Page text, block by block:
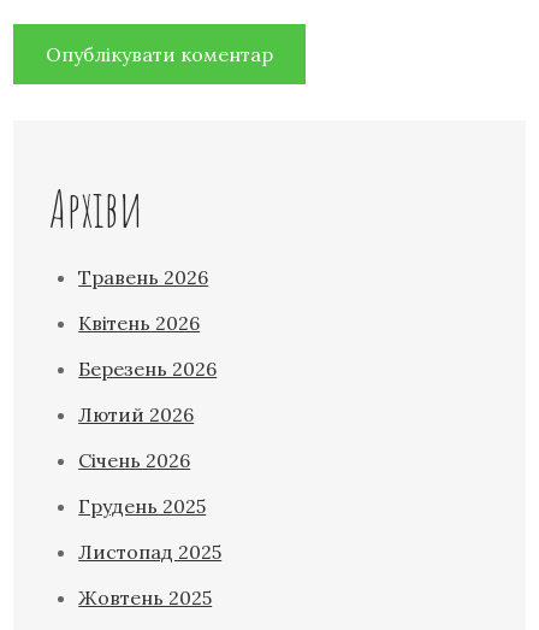
Архіви
Травень 2026
Квітень 2026
Березень 2026
Лютий 2026
Січень 2026
Грудень 2025
Листопад 2025
Жовтень 2025